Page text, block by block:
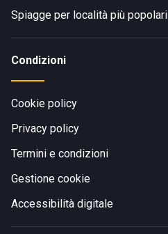
Spiagge per località più popolari
Condizioni
Cookie policy
Privacy policy
Termini e condizioni
Gestione cookie
Accessibilità digitale